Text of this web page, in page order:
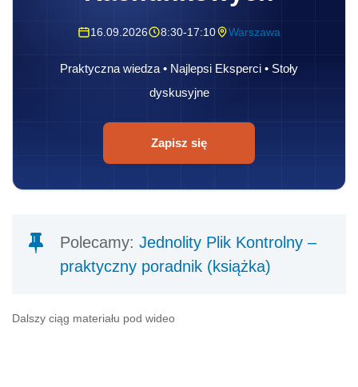
16.09.2026 8:30-17:10 Warszawa
Praktyczna wiedza • Najlepsi Eksperci • Stoły
dyskusyjne
Zapisz się
Polecamy: Jednolity Plik Kontrolny –
praktyczny poradnik (książka)
Dalszy ciąg materiału pod wideo